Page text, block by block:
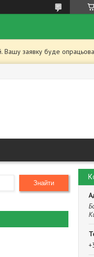
Вашу заявку буде
Знайти